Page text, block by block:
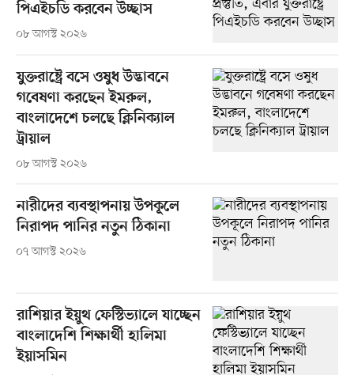
পিএইচডি করবেন উচ্ছাস
০৮ আগস্ট ২০২৬
যুক্তরাষ্ট্রে বসে ওষুধ উদ্ভাবনে
গবেষণা করছেন ইমরুল,
বাংলাদেশে চলছে ক্লিনিক্যাল
ট্রায়াল
০৮ আগস্ট ২০২৬
নারীদের ব্যবস্থাপনায় উপকূলে
নিরাপদ পানির নতুন ঠিকানা
০৭ আগস্ট ২০২৬
রাশিয়ার ইয়ুথ ফেস্টিভ্যালে যাচ্ছেন
বাংলাদেশি শিক্ষার্থী হালিমা
ইয়াসমিন